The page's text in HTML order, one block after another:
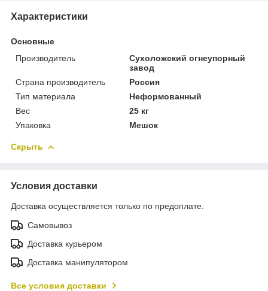
Характеристики
Основные
Производитель
Сухоложский огнеупорный
завод
Страна производитель
Россия
Тип материала
Неформованный
Вес
25 кг
Упаковка
Мешок
Скрыть
Условия доставки
Доставка осуществляется только по предоплате.
Самовывоз
Доставка курьером
Доставка манипулятором
Все условия доставки